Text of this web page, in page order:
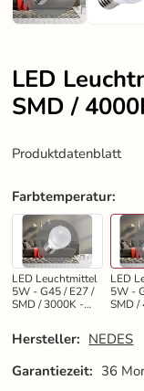
LED
SMD /
Produktdatenblatt
Farbtemperatur:
LED Leuchtmittel
5W - G45 / E27 /
SMD / 3000K -
LED
5W -
SMD /
Hersteller: NEDES
Garantiezeit: 36